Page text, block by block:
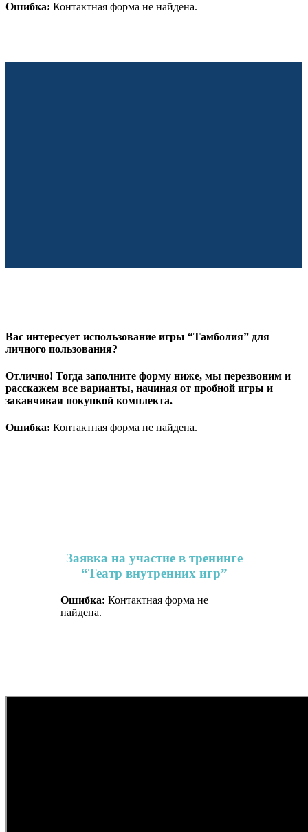
Ошибка: Контактная форма не найдена.
Вас интересует использование игры “Тамболия” для
личного пользования?
Отлично! Тогда заполните форму ниже, мы перезвоним и
расскажем все варианты, начиная от пробной игры и
заканчивая покупкой комплекта.
Ошибка: Контактная форма не найдена.
Заявка на участие в тренинге
“Театр внутренних игр”
Ошибка: Контактная форма не
найдена.